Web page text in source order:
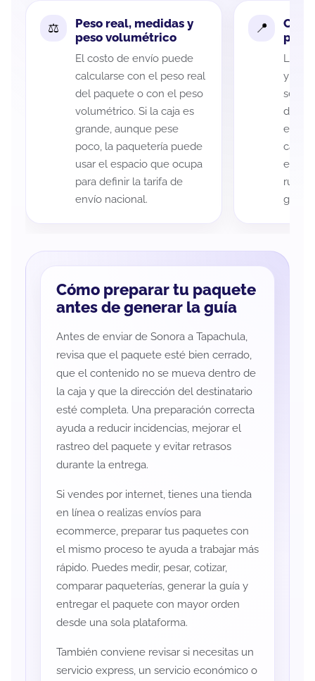
Peso real, medidas y
peso volumétrico
El costo de envío puede
calcularse con el peso real
del paquete o con el peso
volumétrico. Si la caja es
grande, aunque pese
poco, la paquetería puede
usar el espacio que ocupa
para definir la tarifa de
envío nacional.
La
y
de
cada
es
ruta
guía
Cómo preparar tu paquete
antes de generar la guía
Antes de enviar de Sonora a Tapachula,
revisa que el paquete esté bien cerrado,
que el contenido no se mueva dentro de
la caja y que la dirección del destinatario
esté completa. Una preparación correcta
ayuda a reducir incidencias, mejorar el
rastreo del paquete y evitar retrasos
durante la entrega.
Si vendes por internet, tienes una tienda
en línea o realizas envíos para
ecommerce, preparar tus paquetes con
el mismo proceso te ayuda a trabajar más
rápido. Puedes medir, pesar, cotizar,
comparar paqueterías, generar la guía y
entregar el paquete con mayor orden
desde una sola plataforma.
También conviene revisar si necesitas un
servicio express, un servicio económico o